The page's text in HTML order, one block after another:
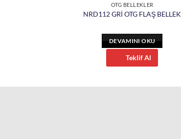
OTG BELLEKLER
NRD112 GRİ OTG FLAŞ BELLEK
DEVAMINI OKU
Teklif Al